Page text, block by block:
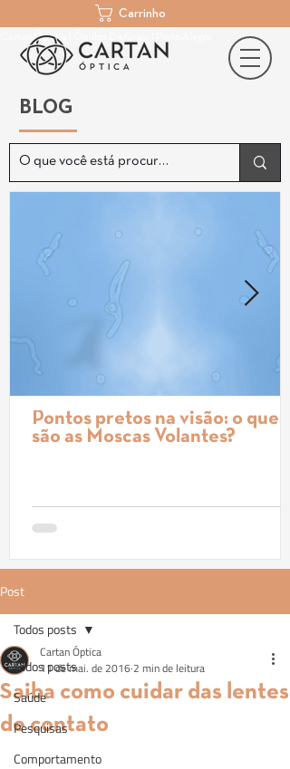
Cartan Óptica | Óculos De Grau | Porto Alegre
Carrinho
BLOG
Pontos pretos na visão: o que
são as Moscas Volantes?
Post
Todos posts
Saúde
Pesquisas
Comportamento
Todos posts
Saiba como cuidar das lentes
de contato
Cartan Óptica
11 de mai. de 20162 min de leitura